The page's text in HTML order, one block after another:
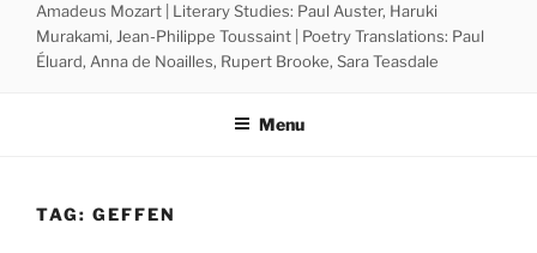
Amadeus Mozart | Literary Studies: Paul Auster, Haruki
Murakami, Jean-Philippe Toussaint | Poetry Translations: Paul
Éluard, Anna de Noailles, Rupert Brooke, Sara Teasdale
Menu
TAG: GEFFEN